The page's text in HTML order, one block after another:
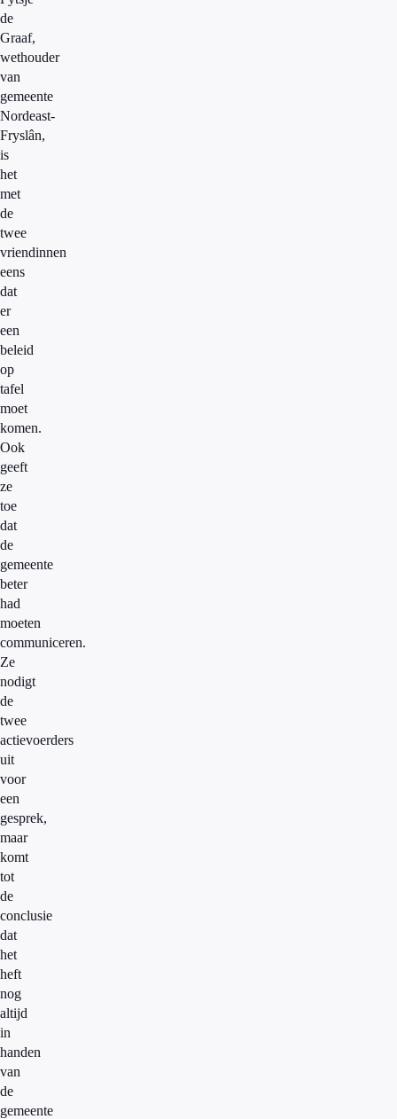
de
Graaf,
wethouder
van
gemeente
Nordeast-
Fryslân,
is
het
met
de
twee
vriendinnen
eens
dat
er
een
beleid
op
tafel
moet
komen.
Ook
geeft
ze
toe
dat
de
gemeente
beter
had
moeten
communiceren.
Ze
nodigt
de
twee
actievoerders
uit
voor
een
gesprek,
maar
komt
tot
de
conclusie
dat
het
heft
nog
altijd
in
handen
van
de
gemeente